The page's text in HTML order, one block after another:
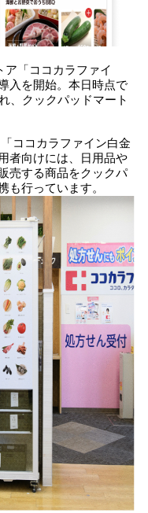
ア「ココカラファイ
入を開始。本日時点で
、クックパッドマート
ココカラファイン白金
者向けには、日用品や
売する商品をクックパ
も行っています。